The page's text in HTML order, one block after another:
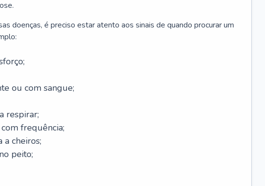
doenças, é preciso estar atento aos sinais de quando procurar um
ou com sangue;
respirar;
frequência;
a cheiros;
peito;